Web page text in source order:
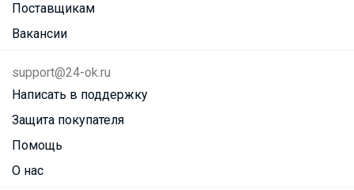
Поставщикам
Вакансии
support@24-ok.ru
Написать в поддержку
Защита покупателя
Помощь
О нас